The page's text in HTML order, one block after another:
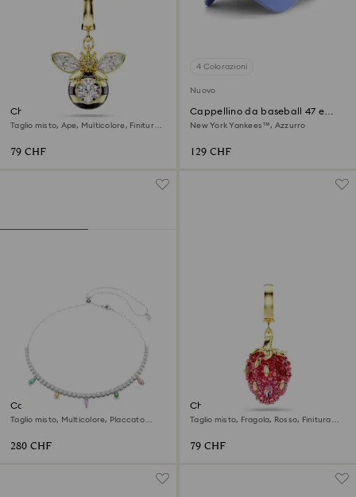
Charm Idyllia
Taglio misto, Ape, Multicolore, Finitura
79 CHF
4 Colorazioni
Nuovo
Cappellino da baseball 47 e
MLB® – Edizione Limitata
New York Yankees™, Azzurro
129 CHF
Collana Ariana Grande x
Swarovski
Taglio misto, Multicolore, Placcato
280 CHF
Charm Idyllia
Taglio misto, Fragola, Rosso, Finitura
79 CHF